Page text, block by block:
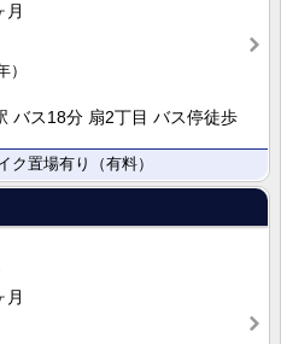
月
）
バス18分 扇2丁目 バス停徒歩
置場有り（有料）
月